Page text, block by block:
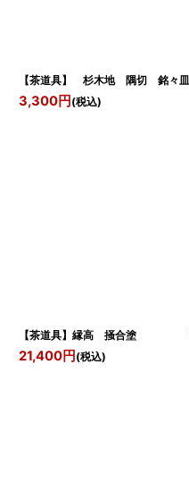
【茶道具】 杉木地 隅切 銘々
3,300円 (税込)
【茶道具】縁高 掻合塗 *
21,400円 (税込)